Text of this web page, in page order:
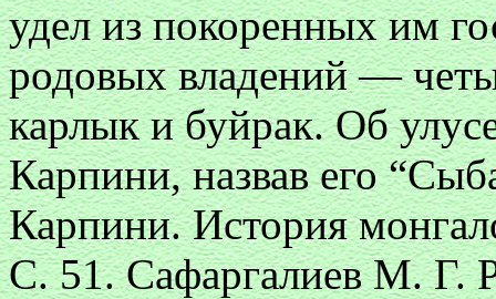
удел из покоренных им
родовых владений —
карлык и буйрак. Об
Карпини, назвав его
Карпини. История
С. 51. Сафаргалиев М. Г.